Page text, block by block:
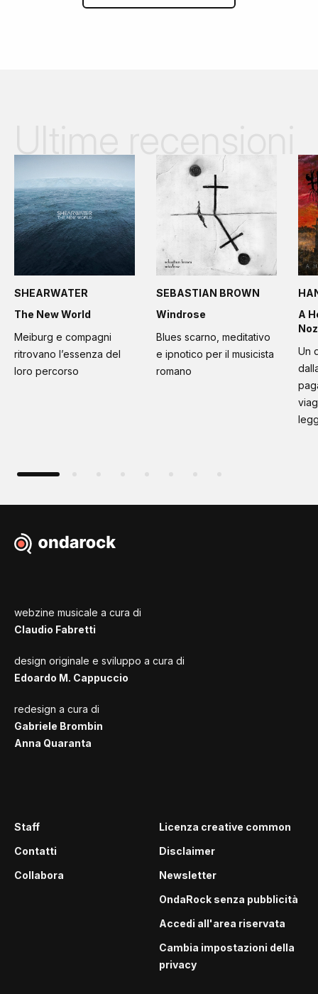
SHEARWATER
The New World
Meiburg e compagni
ritrovano l’essenza del
loro percorso
SEBASTIAN BROWN
Windrose
Blues scarno, meditativo
e ipnotico per il musicista
romano
A
Noz
Un
webzine musicale a cura di
Claudio Fabretti
design originale e sviluppo a cura di
Edoardo M. Cappuccio
redesign a cura di
Gabriele Brombin
Anna Quaranta
Staff
Contatti
Collabora
Licenza creative common
Disclaimer
Newsletter
OndaRock senza pubblicità
Accedi all'area riservata
Cambia impostazioni della
privacy